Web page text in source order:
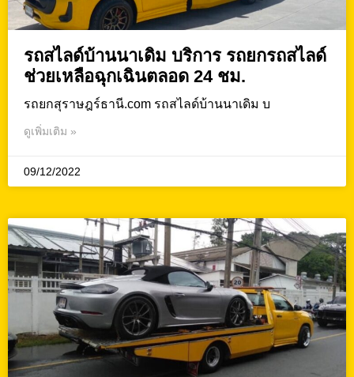
รถสไลด์บ้านนาเดิม บริการ รถยกรถสไลด์
ช่วยเหลือฉุกเฉินตลอด 24 ชม.
รถยกสุราษฎร์ธานี.com รถสไลด์บ้านนาเดิม บ
ดูเพิ่มเติม »
09/12/2022